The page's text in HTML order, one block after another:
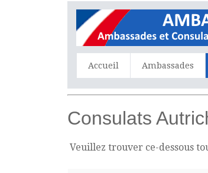
Accueil Ambassades
Consulats
Veuillez trouver ce-dessous